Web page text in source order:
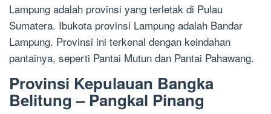
Lampung adalah provinsi yang terletak di Pulau
Sumatera. Ibukota provinsi Lampung adalah Bandar
Lampung. Provinsi ini terkenal dengan keindahan
pantainya, seperti Pantai Mutun dan Pantai Pahawang.
Provinsi Kepulauan Bangka
Belitung – Pangkal Pinang